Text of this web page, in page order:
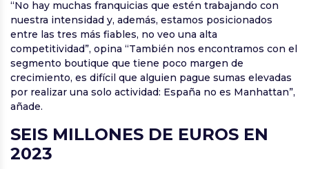
“No hay muchas franquicias que estén trabajando con
nuestra intensidad y, además, estamos posicionados
entre las tres más fiables, no veo una alta
competitividad”, opina “También nos encontramos con el
segmento boutique que tiene poco margen de
crecimiento, es difícil que alguien pague sumas elevadas
por realizar una solo actividad: España no es Manhattan”,
añade.
SEIS MILLONES DE EUROS EN
2023